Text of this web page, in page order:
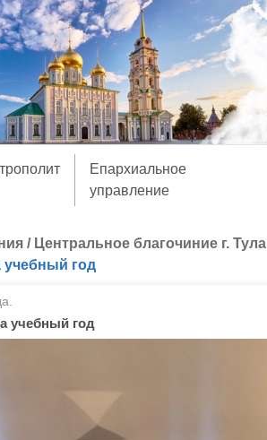
Епархиальное
управление
/ Центральное благочиние г. Тула
учебный год
учебный год